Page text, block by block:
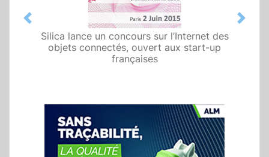
Silica lance un concours sur l’Internet des
objets connectés, ouvert aux start-up
françaises
Previous Next